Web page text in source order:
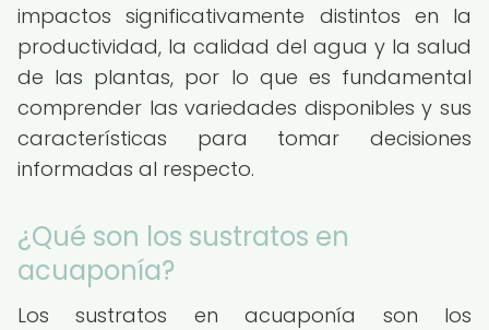
impactos significativamente distintos en la
productividad, la calidad del agua y la salud
de las plantas, por lo que es fundamental
comprender las variedades disponibles y sus
características para tomar decisiones
informadas al respecto.
¿Qué son los sustratos en
acuaponía?
Los sustratos en acuaponía son los